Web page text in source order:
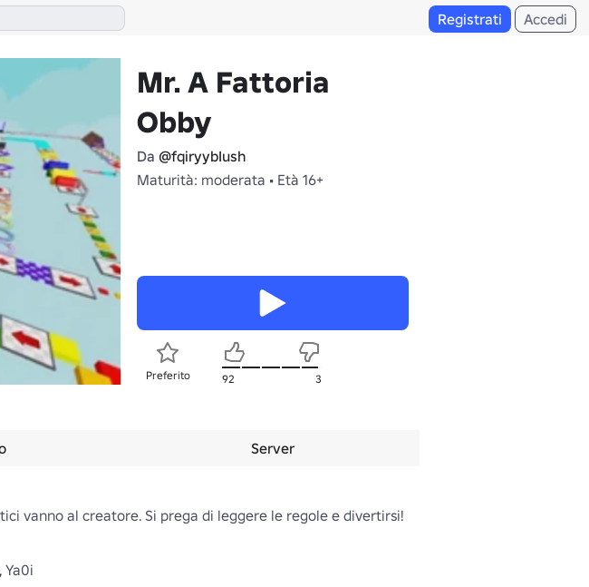
Registrati Accedi
Mr. A Fattoria
Obby
Da @fqiryybIush
Maturità: moderata • Età 16+
Preferito 92 3
Server
vanno al creatore. Si prega di leggere le regole e divertirsi!
Ya0i